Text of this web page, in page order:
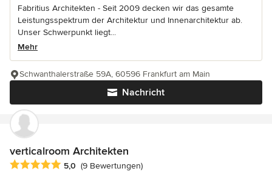
Fabritius Architekten - Seit 2009 decken wir das gesamte
Leistungsspektrum der Architektur und Innenarchitektur ab.
Unser Schwerpunkt liegt...
Mehr
Nachricht
Schwanthalerstraße 59A, 60596 Frankfurt am Main
verticalroom Architekten
Durchschnittliche Bewertung: 5 von 5 Sternen
5,0 (9 Bewertungen)